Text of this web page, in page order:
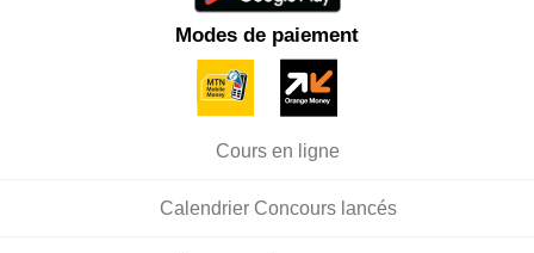
Modes de paiement
Cours en ligne
Calendrier Concours lancés